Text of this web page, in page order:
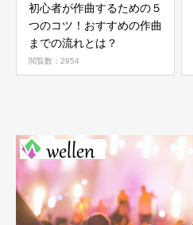
初心者が作曲するための５
つのコツ！おすすめの作曲
までの流れとは？
閲覧数：2954